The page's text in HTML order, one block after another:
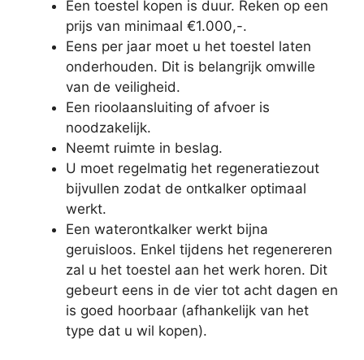
Een toestel kopen is duur. Reken op een
prijs van minimaal €1.000,-.
Eens per jaar moet u het toestel laten
onderhouden. Dit is belangrijk omwille
van de veiligheid.
Een rioolaansluiting of afvoer is
noodzakelijk.
Neemt ruimte in beslag.
U moet regelmatig het regeneratiezout
bijvullen zodat de ontkalker optimaal
werkt.
Een waterontkalker werkt bijna
geruisloos. Enkel tijdens het regenereren
zal u het toestel aan het werk horen. Dit
gebeurt eens in de vier tot acht dagen en
is goed hoorbaar (afhankelijk van het
type dat u wil kopen).